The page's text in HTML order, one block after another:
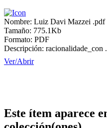
Nombre: Luiz Davi Mazzei .pdf
Tamaño: 775.1Kb
Formato: PDF
Descripción: racionalidade_con
Ver/Abrir
Este ítem aparece